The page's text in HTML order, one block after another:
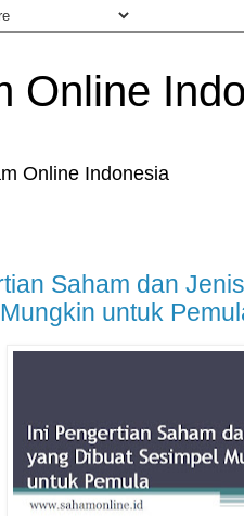
Online
Online Indonesia
Saham dan
untuk